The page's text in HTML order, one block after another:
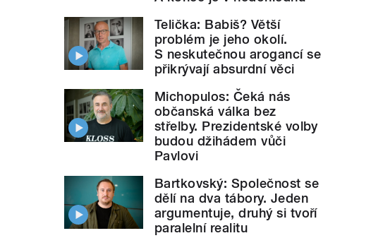
Telička: Babiš? Větší
problém je jeho okolí.
S neskutečnou arogancí se
přikrývají absurdní věci
Michopulos: Čeká nás
občanská válka bez
střelby. Prezidentské volby
budou džihádem vůči
Pavlovi
Bartkovský: Společnost se
dělí na dva tábory. Jeden
argumentuje, druhý si tvoří
paralelní realitu